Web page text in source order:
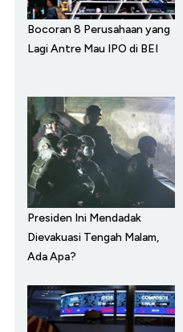
Bocoran 8 Perusahaan yang
Lagi Antre Mau IPO di BEI
Presiden Ini Mendadak
Dievakuasi Tengah Malam,
Ada Apa?